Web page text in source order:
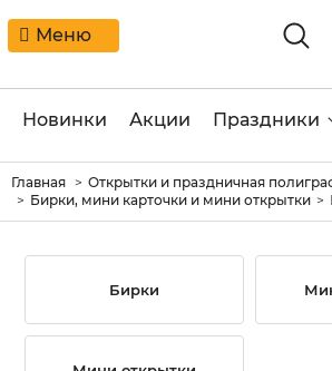
Меню
Новинки Акции Праздники
Главная
Открытки и праздничная
Бирки, мини карточки и мини открытки
Бирки